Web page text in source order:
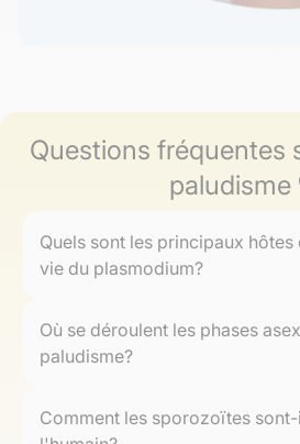
Questions fréquentes
paludisme
Quels sont les principaux
vie du plasmodium?
principaux : l'hôte humain et le
femelle. Chez l'humain, le
moustique.
Où se déroulent les phases
paludisme?
l'homme, dans les hépatocytes et
Comment les sporozoïtes